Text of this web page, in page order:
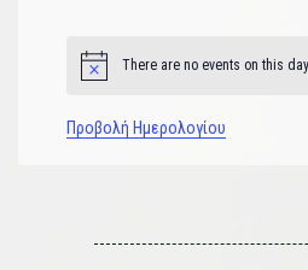
Notice There are no events on this
Προβολή Ημερολογίου